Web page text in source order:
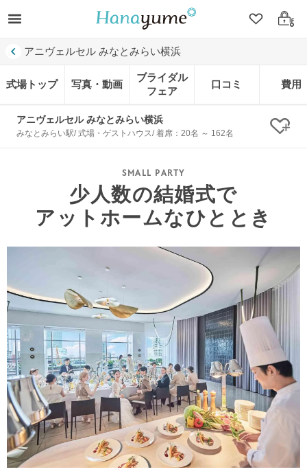
クリップ
ログ
アニヴェルセル みなとみらい横浜
式場トップ 写真・動画
ブライダル
フェア
口コミ 費用
アニヴェルセル みなとみらい横浜
みなとみらい駅/ 式場・ゲストハウス/ 着席：20名 ～ 162名 ク
少人数の結婚式で
アットホームなひととき